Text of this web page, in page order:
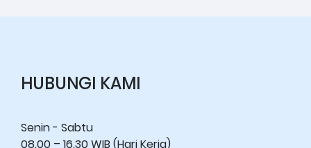
HUBUNGI KAMI
Senin - Sabtu
08.00 – 16.30 WIB (Hari Kerja)